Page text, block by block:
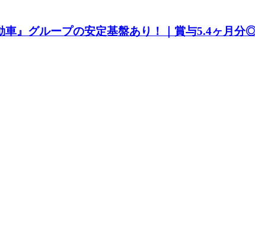
車』グループの安定基盤あり！｜賞与5.4ヶ月分